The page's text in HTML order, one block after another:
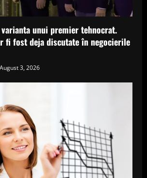
unui premier tehnocrat.
fi fost deja discutate în negocierile
August 3, 2026